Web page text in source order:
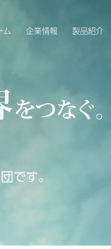
ム 企業情報 製品紹介